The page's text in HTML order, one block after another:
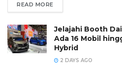
READ MORE
Jelajahi Booth
Ada 16 Mobil
Hybrid
2 DAYS AGO